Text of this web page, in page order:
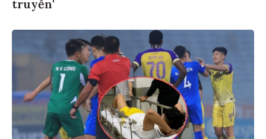
truyền'